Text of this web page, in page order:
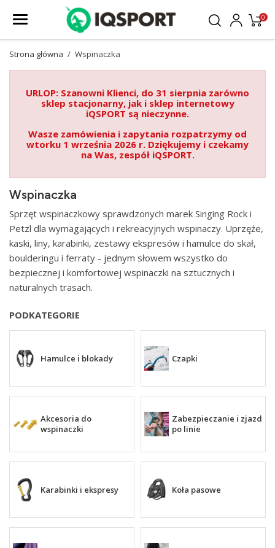
0
Strona główna Wspinaczka
URLOP: Szanowni Klienci, do 31 sierpnia zarówno
sklep stacjonarny, jak i sklep internetowy
iQSPORT są nieczynne.
Wasze zamówienia i zapytania rozpatrzymy od
wtorku 1 września 2026 r. Dziękujemy i czekamy
na Was, zespół iQSPORT.
Wspinaczka
Sprzęt wspinaczkowy sprawdzonych marek Singing Rock i
Petzl dla wymagających i rekreacyjnych wspinaczy. Uprzęże,
kaski, liny, karabinki, zestawy ekspresów i hamulce do skał,
boulderingu i ferraty - jednym słowem wszystko do
bezpiecznej i komfortowej wspinaczki na sztucznych i
naturalnych trasach.
PODKATEGORIE
Hamulce i blokady Czapki
Akcesoria do
wspinaczki
Zabezpieczanie i zjazd
po linie
Karabinki i ekspresy Koła pasowe